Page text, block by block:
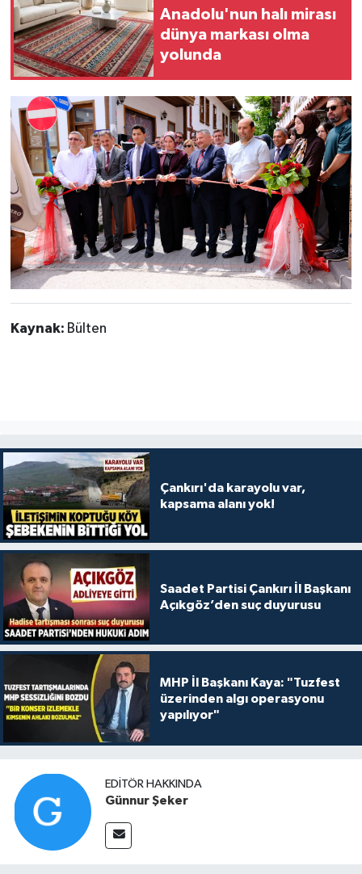
Anadolu'nun halı mirası
dünya markası olma
yolunda
Kaynak: Bülten
Çankırı'da karayolu var,
kapsama alanı yok!
Saadet Partisi Çankırı İl Başkanı
Açıkgöz’den suç duyurusu
MHP İl Başkanı Kaya: "Tuzfest
üzerinden algı operasyonu
yapılıyor"
EDITÖR HAKKINDA
Günnur Şeker